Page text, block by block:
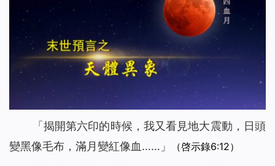
「 揭開第六印的時候，我又看見地大震動，日頭
變黑像毛布，滿月變紅像血……」 （啓示錄6:12）